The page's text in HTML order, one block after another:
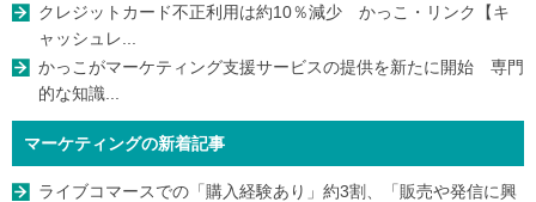
クレジットカード不正利用は約10％減少 かっこ・リンク【キ
ャッシュレ...
かっこがマーケティング支援サービスの提供を新たに開始 専門
的な知識...
マーケティングの新着記事
ライブコマースでの「購入経験あり」約3割、「販売や発信に興